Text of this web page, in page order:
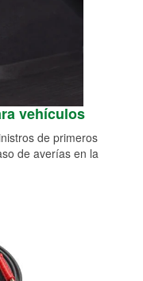
vehículos
de primeros
de averías en la